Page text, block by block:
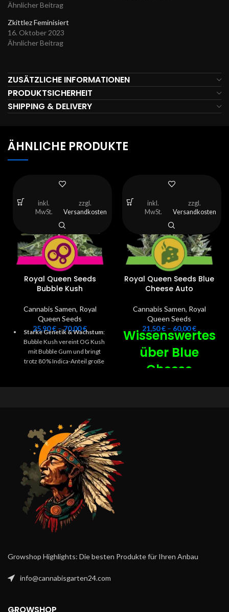
Ähnlicher Beitrag
Zkittlez Feminisiert
16. Oktober 2023
Ähnlicher Beitrag
ZUSÄTZLICHE INFORMATIONEN
PRODUKTSICHERHEIT
SHIPPING & DELIVERY
ÄHNLICHE PRODUKTE
Royal Queen Seeds
Bubble Kush
Cannabis Samen, Royal
Queen Seeds
25,90€ –70,00€
Starke Genetik & Wachstum:
Bubble Kush vereint OG Kush
mit Bubble Gum und bringt
trotz 80 % Indica-Anteil große
einer der ertragreichsten
Kush-Sorten.
Kräftige Wirkung: Mit einem
THC-Gehalt von 19 % liefert
Bubble Kush ein starkes,
entspannendes High – ideal für
Genießer und erfahrene
Konsumenten.
inkl.
MwSt.
zzgl.
Versandkosten
Royal Queen Seeds Blue
Cheese Auto
Cannabis Samen, Royal
Queen Seeds
21,50€ – 60,00€
Wissenswertes
über Blue
Cheese
Automatic - 🌵
inkl.
MwSt.
zzgl.
Versandkosten
Growshop Highlights: Die besten Produkte für Ihren Anbau
info@cannabisgarten24.com